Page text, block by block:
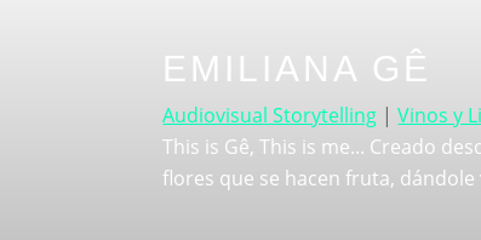
EMILIANA GÊ
Audiovisual Storytelling |Vinos y
This is Gê, This is me... Creado
flores que se hacen fruta,